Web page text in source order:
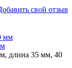
свой отзыв
длина 35 мм, 40